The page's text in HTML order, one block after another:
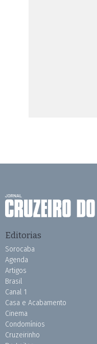
Editorias
Sorocaba
Agenda
Artigos
Brasil
Canal 1
Casa e Acabamento
Cinema
Condomínios
Cruzeirinho